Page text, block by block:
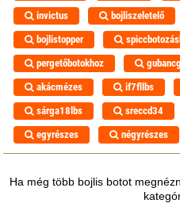
invictus
bojliszeletelő
bojlistopper
pergetőbotokhoz
akácmézes
if7fllbs
sárga18lbs
sreccd34
egyrészes
négyrészes
Ha még több bojlis botot